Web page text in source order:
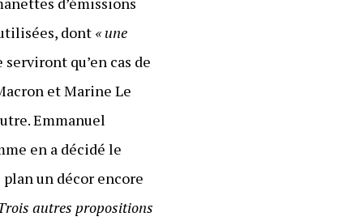
dont « une
qu’en cas de
et Marine Le
Emmanuel
en a décidé le
un décor encore
autres propositions